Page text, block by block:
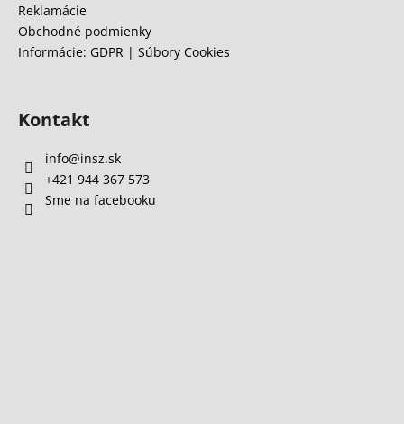
Reklamácie
Obchodné podmienky
Informácie: GDPR | Súbory Cookies
Kontakt
info@insz.sk
+421 944 367 573
Sme na facebooku